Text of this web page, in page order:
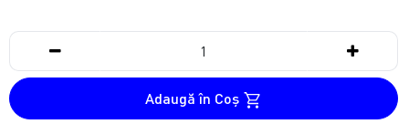
Adaugă în Coş